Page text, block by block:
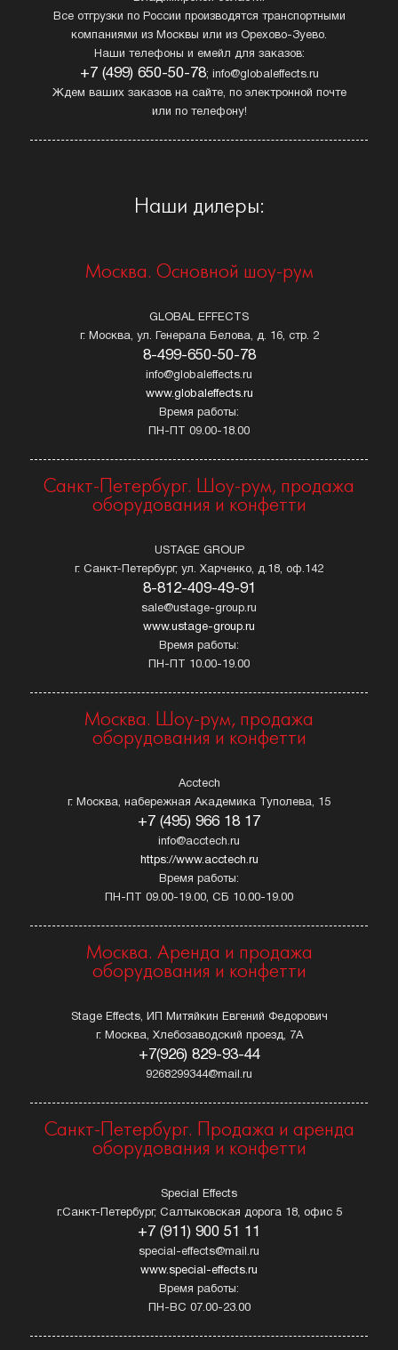
Все отгрузки по России производятся транспортными
компаниями из Москвы или из Орехово-Зуево.
Наши телефоны и емейл для заказов:
+7 (499) 650-50-78; info@globaleffects.ru
Ждем ваших заказов на сайте, по электронной почте
или по телефону!
Наши дилеры:
Москва. Основной шоу-рум
GLOBAL EFFECTS
г. Москва, ул. Генерала Белова, д. 16, стр. 2
8-499-650-50-78
info@globaleffects.ru
www.globaleffects.ru
Время работы:
ПН-ПТ 09.00-18.00
Санкт-Петербург. Шоу-рум, продажа
оборудования и конфетти
USTAGE GROUP
г. Санкт-Петербург, ул. Харченко, д.18, оф.142
8-812-409-49-91
sale@ustage-group.ru
www.ustage-group.ru
Время работы:
ПН-ПТ 10.00-19.00
Москва. Шоу-рум, продажа
оборудования и конфетти
Acctech
г. Москва, набережная Академика Туполева, 15
+7 (495) 966 18 17
info@acctech.ru
https://www.acctech.ru
Время работы:
ПН-ПТ 09.00-19.00, СБ 10.00-19.00
Москва. Аренда и продажа
оборудования и конфетти
Stage Effects, ИП Митяйкин Евгений Федорович
г. Москва, Хлебозаводский проезд, 7А
+7(926) 829-93-44
9268299344@mail.ru
Санкт-Петербург. Продажа и аренда
оборудования и конфетти
Special Effects
г.Санкт-Петербург, Салтыковская дорога 18, офис 5
+7 (911) 900 51 11
special-effects@mail.ru
www.special-effects.ru
Время работы:
ПН-ВС 07.00-23.00